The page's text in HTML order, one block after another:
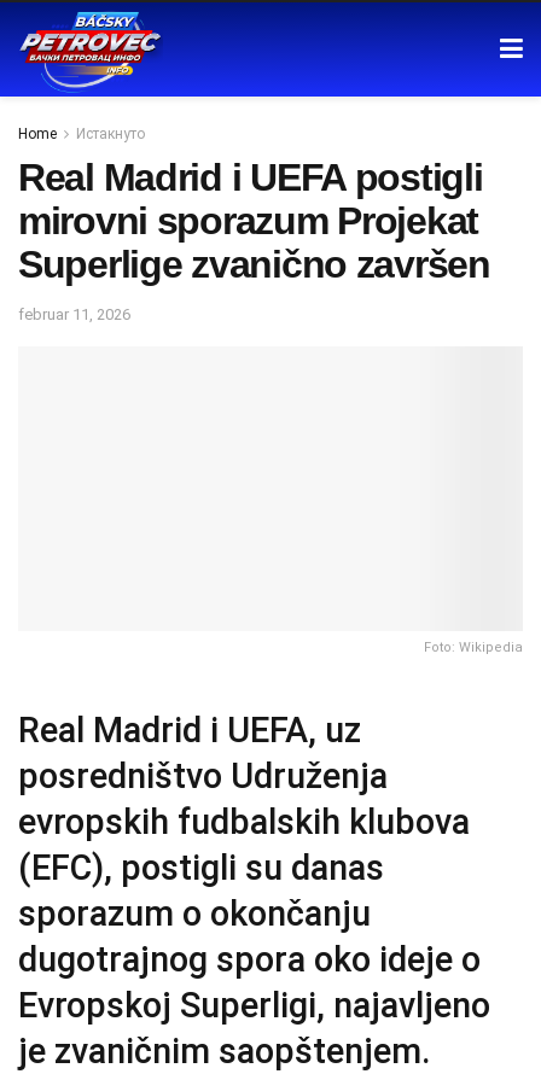
Home Истакнуто
Real Madrid i UEFA postigli
mirovni sporazum Projekat
Superlige zvanično završen
februar 11, 2026
Foto: Wikipedia
Real Madrid i UEFA, uz
posredništvo Udruženja
evropskih fudbalskih klubova
(EFC), postigli su danas
sporazum o okončanju
dugotrajnog spora oko ideje o
Evropskoj Superligi, najavljeno
je zvaničnim saopštenjem.